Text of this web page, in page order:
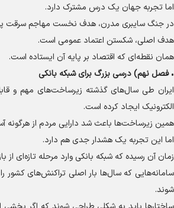
اما تجربه جهان یک درس مشترک دارد.
در جنگ سایبری مدرن، هدف نخست مهاجم سرقت
هدف اصلی، شکستن اعتماد عمومی است.
همان نقطه‌ای که اقتصاد بر پایه آن ایستاده است.
•فصل نهم) درسی بزرگ برای شبکه بانکی
ایران طی سال‌های گذشته زیرساخت‌های مهم و
الکترونیک ایجاد کرده است.
همین زیرساخت‌ها باعث شد دارایی مردم از
اما این تجربه یک هشدار جدی هم دارد.
زمان آن رسیده که شبکه بانکی وارد مرحله تازه‌ای از
سامانه‌هایی که سال‌ها بار اصلی تراکنش‌های کشور
شوند.